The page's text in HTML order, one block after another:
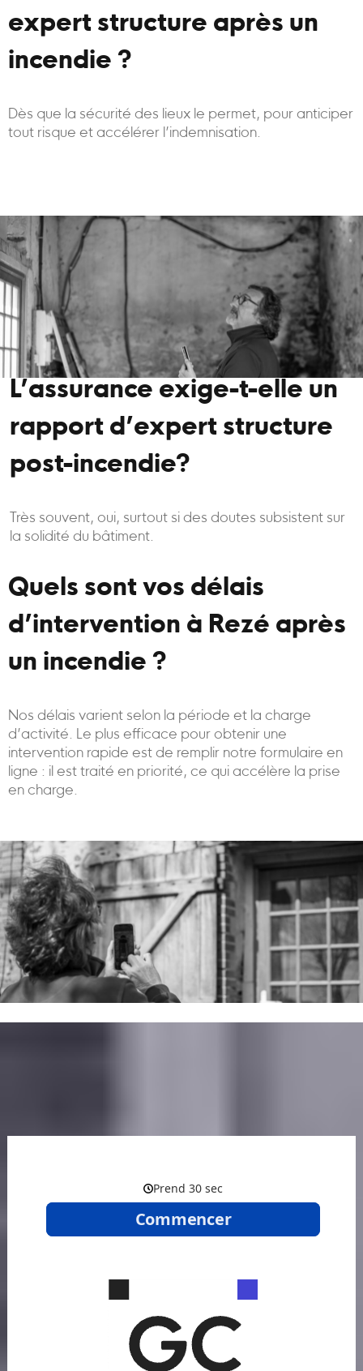
expert structure après un
incendie ?
Dès que la sécurité des lieux le permet, pour anticiper
tout risque et accélérer l’indemnisation.
L’assurance exige-t-elle un
rapport d’expert structure
post-incendie?
Très souvent, oui, surtout si des doutes subsistent sur
la solidité du bâtiment.
Quels sont vos délais
d’intervention à Rezé après
un incendie ?
Nos délais varient selon la période et la charge
d’activité. Le plus efficace pour obtenir une
intervention rapide est de remplir notre formulaire en
ligne : il est traité en priorité, ce qui accélère la prise
en charge.